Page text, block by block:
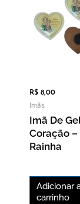
R$ 8,00
Imãs
Imã De
Coração –
Rainha
Adicionar
carrinho